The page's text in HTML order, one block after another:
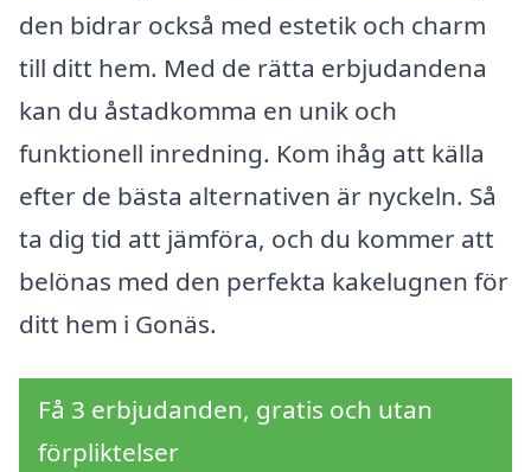
den bidrar också med estetik och charm
till ditt hem. Med de rätta erbjudandena
kan du åstadkomma en unik och
funktionell inredning. Kom ihåg att källa
efter de bästa alternativen är nyckeln. Så
ta dig tid att jämföra, och du kommer att
belönas med den perfekta kakelugnen för
ditt hem i Gonäs.
Få 3 erbjudanden, gratis och utan
förpliktelser